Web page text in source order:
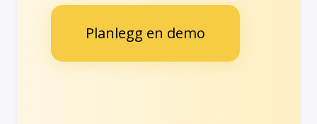
Planlegg en demo